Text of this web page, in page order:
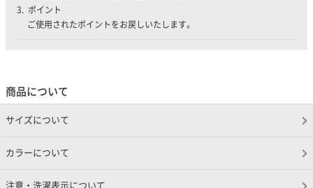
3. ポイント
ご使用されたポイントをお戻しいたします。
商品について
サイズについて
カラーについて
注意・洗濯表示について